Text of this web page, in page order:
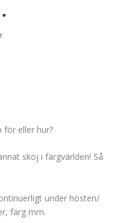
för eller hur?
skoj i färgvärlden! Så
under hösten/
färg mm.